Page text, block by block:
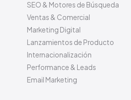
SEO & Motores de Búsqueda
Ventas & Comercial
Marketing Digital
Lanzamientos de Producto
Internacionalización
Performance & Leads
Email Marketing